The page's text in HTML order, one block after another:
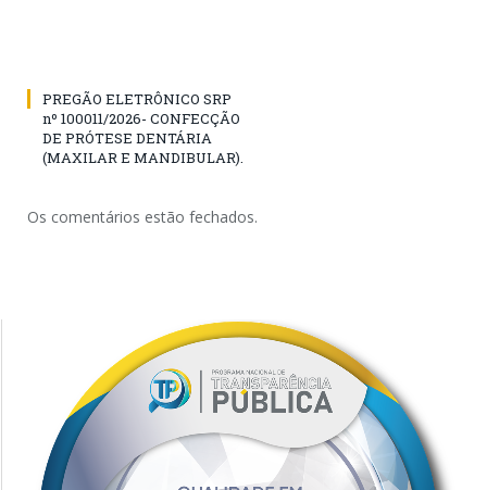
PREGÃO ELETRÔNICO SRP
nº 100011/2026- CONFECÇÃO
DE PRÓTESE DENTÁRIA
(MAXILAR E MANDIBULAR).
Os comentários estão fechados.